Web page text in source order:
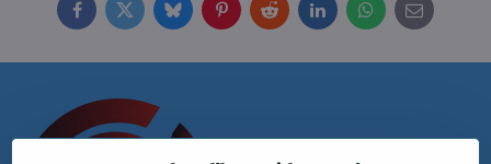
FacebookTwitterBlueskyPinterestReddit LinkedInWhatsApp
E-
mail